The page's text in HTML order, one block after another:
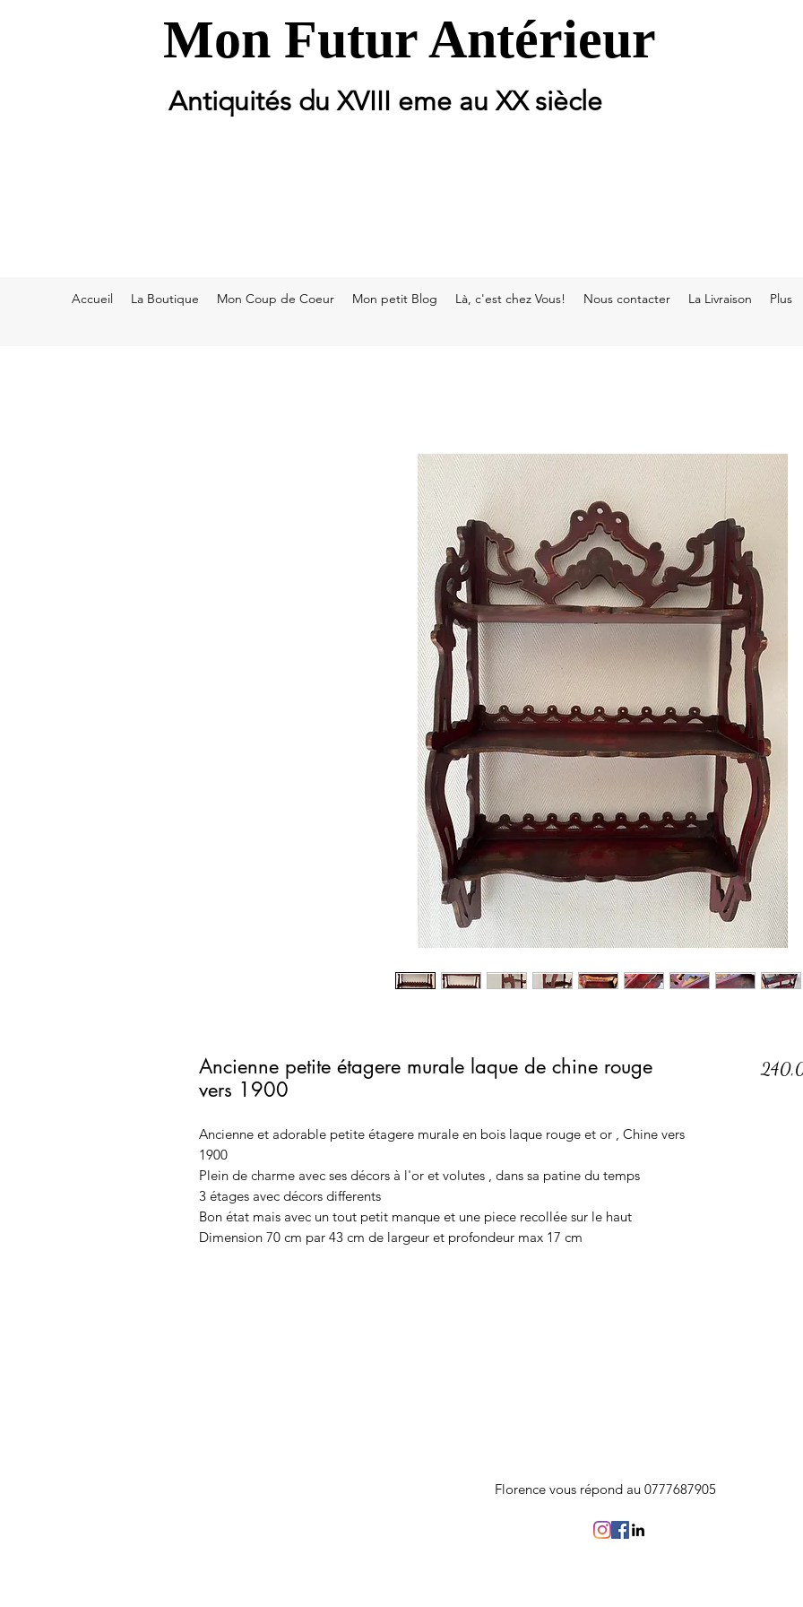
Mon Futur Antérieur
Antiquités du XVIII eme au XX siècle
Accueil La Boutique Mon Coup de Coeur Mon petit Blog Là, c'est chez Vous! Nous contacter La Livraison Plus
Ancienne petite étagere murale laque de chine rouge
vers 1900
Ancienne et adorable petite étagere murale en bois laque rouge et or , Chine vers
1900
Plein de charme avec ses décors à l'or et volutes , dans sa patine du temps
3 étages avec décors differents
Bon état mais avec un tout petit manque et une piece recollée sur le haut
Dimension 70 cm par 43 cm de largeur et profondeur max 17 cm
Florence vous répond au 0777687905